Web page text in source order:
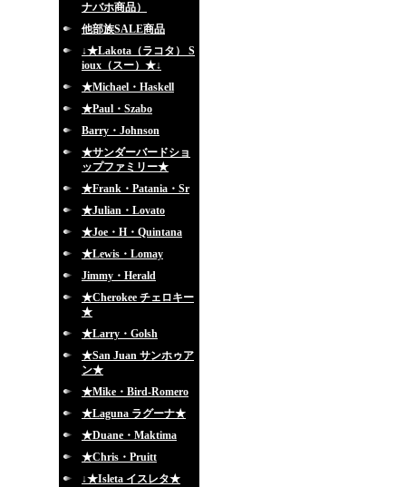
ナバホ商品）
他部族SALE商品
↓★Lakota（ラコタ） S
ioux（スー）★↓
★Michael・Haskell
★Paul・Szabo
Barry・Johnson
★サンダーバードショ
ップファミリー★
★Frank・Patania・Sr
★Julian・Lovato
★Joe・H・Quintana
★Lewis・Lomay
Jimmy・Herald
★Cherokee チェロキー
★
★Larry・Golsh
★San Juan サンホゥア
ン★
★Mike・Bird-Romero
★Laguna ラグーナ★
★Duane・Maktima
★Chris・Pruitt
↓★Isleta イスレタ★